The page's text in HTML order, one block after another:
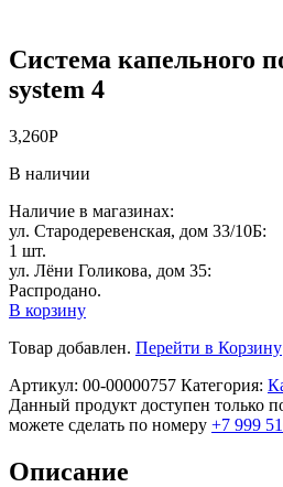
Система капельного
system 4
3,260Р
В наличии
Наличие в магазинах:
ул. Стародеревенская, дом 33/10Б:
1 шт.
ул. Лёни Голикова, дом 35:
Распродано.
В корзину
Товар добавлен. Перейти в Корзину
Артикул: 00-00000757 Категория:
Данный продукт доступен только
можете сделать по номеру +7 999
Описание